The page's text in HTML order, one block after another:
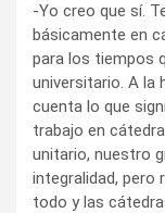
-Yo creo que sí.
básicamente en
para los tiempos
universitario. A la
cuenta lo que
trabajo en
unitario, nuestro
integralidad, pero
todo y las